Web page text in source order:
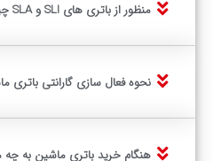
منظور از باتری های SLI و SLA چیست ؟
نحوه فعال سازی گارانتی باتری
هنگام خرید باتری ماشین به چه